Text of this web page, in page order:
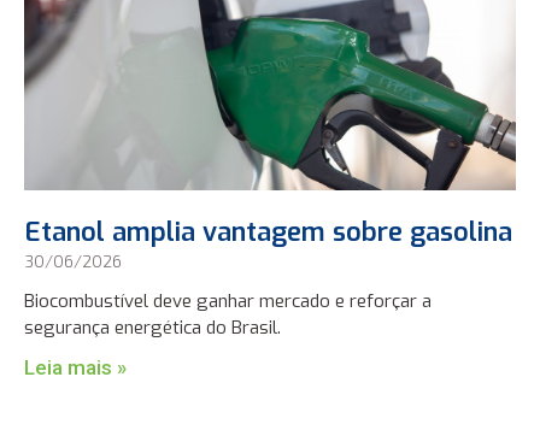
Etanol amplia vantagem sobre gasolina
30/06/2026
Biocombustível deve ganhar mercado e reforçar a
segurança energética do Brasil.
Leia mais »